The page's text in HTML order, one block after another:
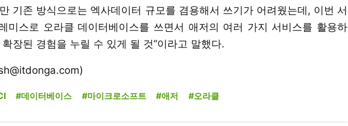
기존 방식으로는 엑사데이터 규모를 겸용해서 쓰기가 어려웠는데, 이번 서
미스로 오라클 데이터베이스를 쓰면서 애저의 여러 가지 서비스를 활용하
장된 경험을 누릴 수 있게 될 것”이라고 말했다.
#데이터베이스 #마이크로소프트 #애저 #오라클